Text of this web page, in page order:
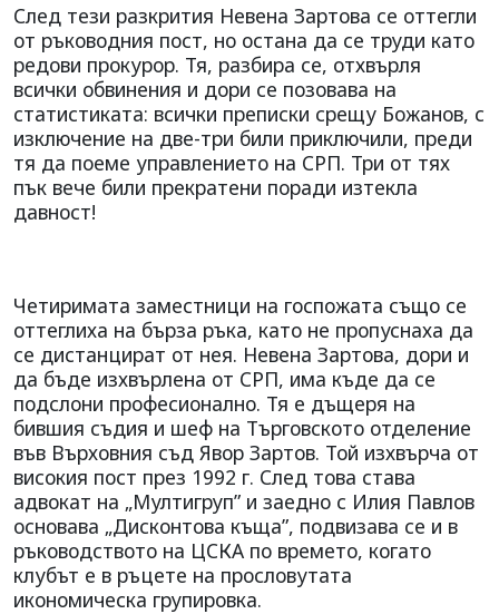
След тези разкрития Невена Зартова се оттегли
от ръководния пост, но остана да се труди като
редови прокурор. Тя, разбира се, отхвърля
всички обвинения и дори се позовава на
статистиката: всички преписки срещу Божанов, с
изключение на две-три били приключили, преди
тя да поеме управлението на СРП. Три от тях
пък вече били прекратени поради изтекла
давност!
Четиримата заместници на госпожата също се
оттеглиха на бърза ръка, като не пропуснаха да
се дистанцират от нея. Невена Зартова, дори и
да бъде изхвърлена от СРП, има къде да се
подслони професионално. Тя е дъщеря на
бившия съдия и шеф на Търговското отделение
във Върховния съд Явор Зартов. Той изхвърча от
високия пост през 1992 г. След това става
адвокат на „Мултигруп” и заедно с Илия Павлов
основава „Дисконтова къща”, подвизава се и в
ръководството на ЦСКА по времето, когато
клубът е в ръцете на прословутата
икономическа групировка.